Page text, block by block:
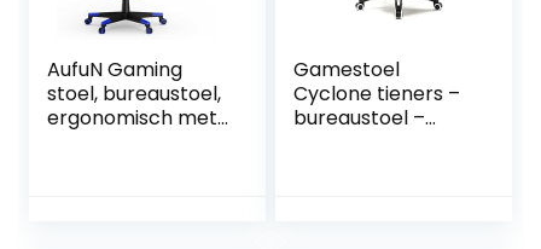
AufuN Gaming
stoel, bureaustoel,
ergonomisch met
Gamestoel
Cyclone tieners –
bureaustoel –